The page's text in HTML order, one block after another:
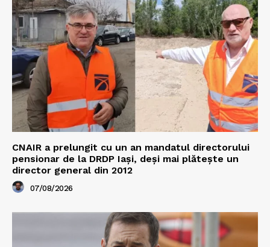
CNAIR a prelungit cu un an mandatul directorului
pensionar de la DRDP Iași, deși mai plătește un
director general din 2012
07/08/2026